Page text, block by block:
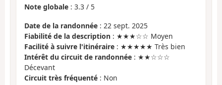
Note globale : 3.3 / 5
Date de la randonnée : 22 sept. 2025
Fiabilité de la description : ★★★☆☆ Moyen
Facilité à suivre l'itinéraire : ★★★★★ Très bien
Intérêt du circuit de randonnée : ★★☆☆☆
Décevant
Circuit très fréquenté : Non